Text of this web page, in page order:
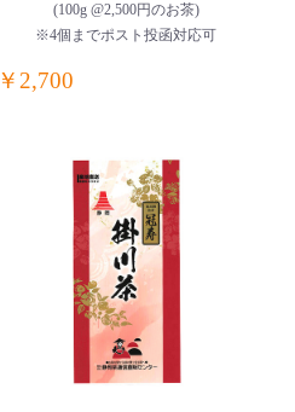
(100g @2,500円のお茶)
※4個までポスト投函対応可
￥2,700